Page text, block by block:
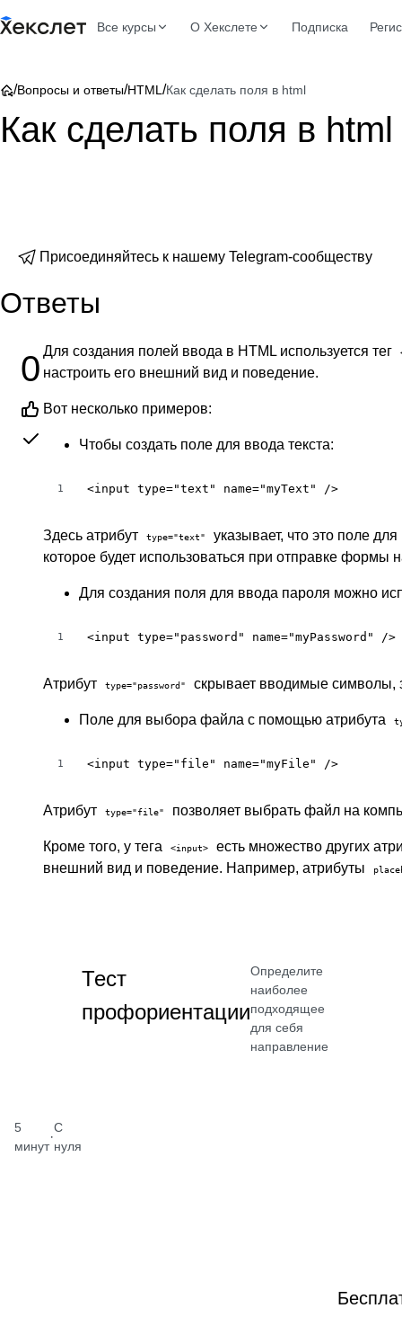
Все курсы О Хекслете Подписка
/Вопросы и ответы/HTML /Как сделать поля в html
Как сделать поля в html
Присоединяйтесь к нашему Telegram-сообществу
Ответы
0 Для создания полей ввода в HTML используется тег
настроить его внешний вид и поведение.
Вот несколько примеров:
Чтобы создать поле для ввода текста:
1 <input type="text" name="myText" />
Здесь атрибут type="text"
указывает, что это поле
которое будет использоваться при отправке формы
Для создания поля для ввода пароля можно
1 <input type="password" name="myPassword" />
Атрибут type="password" скрывает вводимые символы,
Поле для выбора файла с помощью атрибута
1 <input type="file" name="myFile" />
Атрибут type="file" позволяет выбрать файл на
Кроме того, у тега <input>
есть множество других
внешний вид и поведение. Например, атрибуты
5
минут
·
С
нуля
Тест
профориентации
Определите
наиболее
подходящее
для себя
направление